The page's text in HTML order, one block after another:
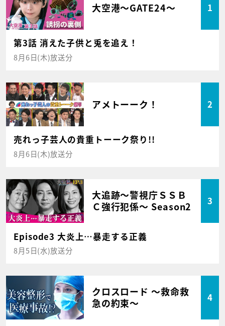
大空港～GATE24～ 1
第3話 消えた子供と兎を追え！
8月6日(木)放送分
アメトーーク！ 2
売れっ子芸人の貴重トーーク祭り!!
8月6日(木)放送分
大追跡～警視庁ＳＳＢ
Ｃ強行犯係～ Season2
3
Episode3 大炎上…暴走する正義
8月5日(水)放送分
クロスロード ～救命救
急の約束～
4